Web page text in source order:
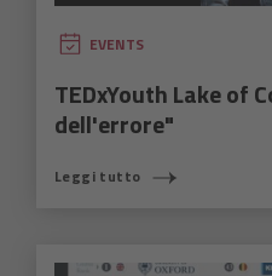
EVENTS
TEDxYouth Lake of
dell'errore"
Leggi tutto